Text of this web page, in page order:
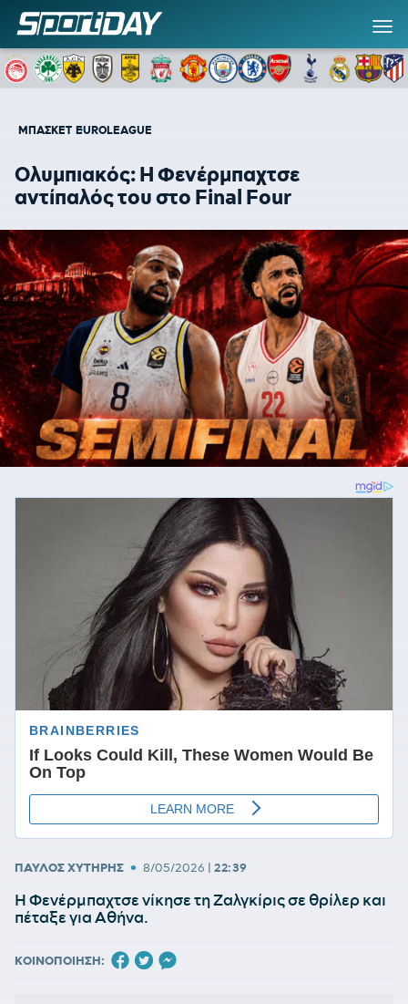
ΜΠΑΣΚΕΤ EUROLEAGUE
Ολυμπιακός: Η Φενέρμπαχτσε
αντίπαλός του στο Final Four
ΠΑΥΛΟΣ ΧΥΤΗΡΗΣ • 8/05/2026 | 22:39
Η Φενέρμπαχτσε νίκησε τη Ζαλγκίρις σε θρίλερ και
πέταξε για Αθήνα.
ΚΟΙΝΟΠΟΙΗΣΗ: